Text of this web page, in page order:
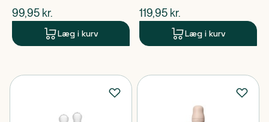
$nuværende pris
99,95 kr.
Læg i kurv
$nuværende pris
119,95 kr.
Læg i kurv